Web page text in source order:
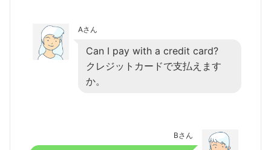
Aさん
Can I pay with a credit card?
クレジットカードで支払えます
か。
Bさん